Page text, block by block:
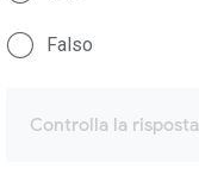
Falso
Controlla la risposta